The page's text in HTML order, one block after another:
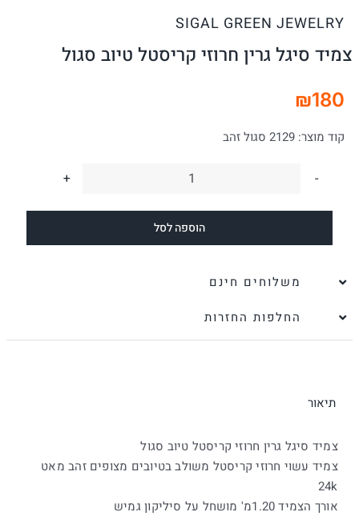
SIGAL GREEN JEWELRY
צמיד סיגל גרין חרוזי קריסטל טיוב סגול
₪180
קוד מוצר: 2129 סגול זהב
כמות
של
צמיד
טיוב
הוספה לסל
משלוחים חינם
החלפות החזרות
תיאור
צמיד סיגל גרין חרוזי קריסטל טיוב סגול
צמיד עשוי חרוזי קריסטל משולב בטיובים מצופים זהב מאט
24k
אורך הצמיד 1.20מ' מושחל על סיליקון גמיש